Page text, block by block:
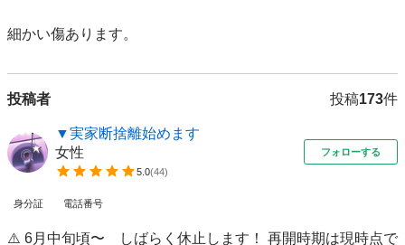
細かい傷あります。
投稿者 投稿173件
▼実家断捨離始めます
女性
5.0(44)
フォローする
身分証 電話番号
⚠️ 6月中旬頃〜 しばらく休止します！ 再開時期は現時点で